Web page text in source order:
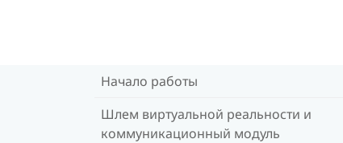
Начало работы
Шлем виртуальной реальности и
коммуникационный модуль